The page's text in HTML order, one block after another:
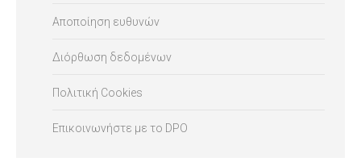
Αποποίηση ευθυνών
Διόρθωση δεδομένων
Πολιτική Cookies
Επικοινωνήστε με το DPO